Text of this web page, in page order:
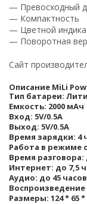
— Превосходный
— Компактность
— Цветной
— Поворотная
Сайт
Описание MiLi
Тип батареи:
Емкость: 2000 мАч
Вход: 5V/0.5A
Выход: 5V/0.5A
Время зарядки: 4
Работа в режиме
Время разговора:
Интернет: до 7,5
Аудио: до 45 часов
Размеры: 124 * 65